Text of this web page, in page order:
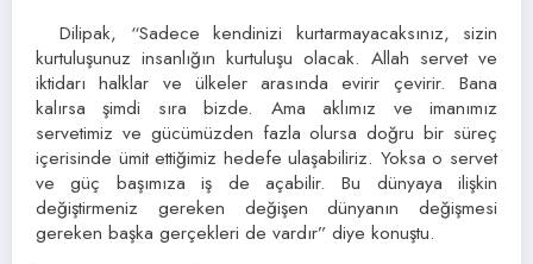
Dilipak, “Sadece kendinizi kurtarmayacaksınız, sizin
kurtuluşunuz insanlığın kurtuluşu olacak. Allah servet ve
iktidarı halklar ve ülkeler arasında evirir çevirir. Bana
kalırsa şimdi sıra bizde. Ama aklımız ve imanımız
servetimiz ve gücümüzden fazla olursa doğru bir süreç
içerisinde ümit ettiğimiz hedefe ulaşabiliriz. Yoksa o servet
ve güç başımıza iş de açabilir. Bu dünyaya ilişkin
değiştirmeniz gereken değişen dünyanın değişmesi
gereken başka gerçekleri de vardır” diye konuştu.